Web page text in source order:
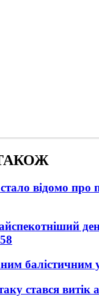
відомо про
балістичним
стався витік